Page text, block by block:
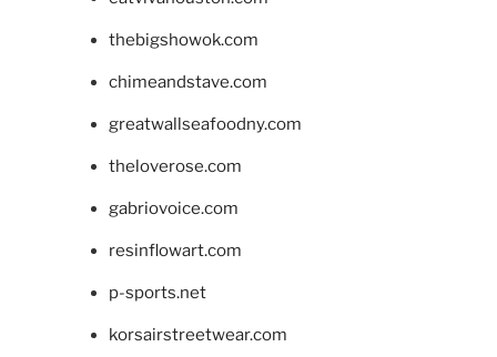
thebigshowok.com
chimeandstave.com
greatwallseafoodny.com
theloverose.com
gabriovoice.com
resinflowart.com
p-sports.net
korsairstreetwear.com